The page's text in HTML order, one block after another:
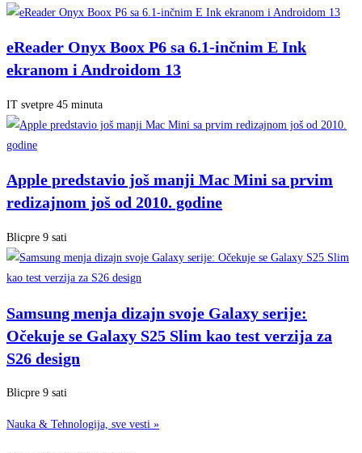
eReader Onyx Boox P6 sa 6.1-inčnim E Ink
ekranom i Androidom 13
IT svetpre 45 minuta
Apple predstavio još manji Mac Mini sa prvim
redizajnom još od 2010. godine
Blicpre 9 sati
Samsung menja dizajn svoje Galaxy serije:
Očekuje se Galaxy S25 Slim kao test verzija za
S26 design
Blicpre 9 sati
Nauka & Tehnologija, sve vesti »